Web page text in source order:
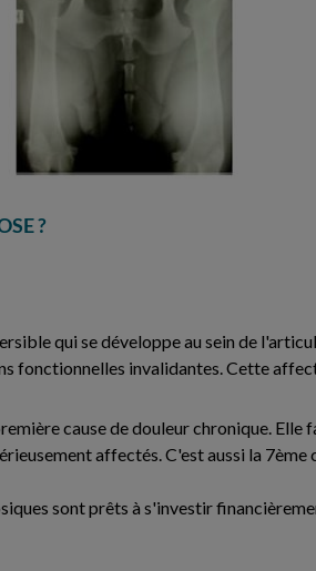
?
qui se développe au sein de
fonctionnelles invalidantes. Cette
cause de douleur chronique.
affectés. C'est aussi la
sont prêts à s'investir